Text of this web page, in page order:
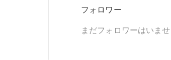
フォロワー
まだフォロワーはいま